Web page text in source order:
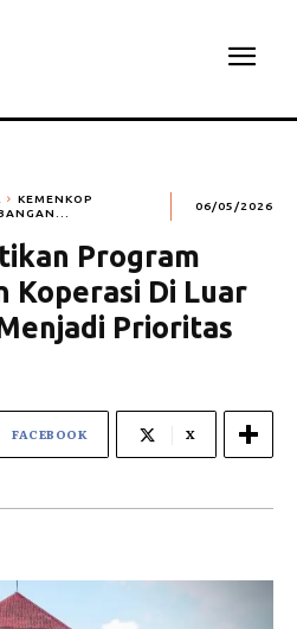
KEMENKOP
06/05/2026
Program
Koperasi Di Luar
Prioritas
FACEBOOK X